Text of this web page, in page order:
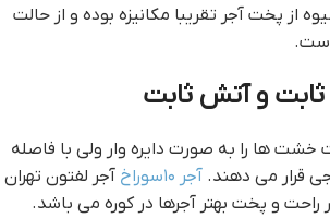
از پخت آجر تقریبا مکانیزه بوده و از حالت
ثابت و آتش ثابت
خشت ها را به صورت دایره وار ولی با فاصله
قرار می دهند. آجر ۱۰سوراخ
آجر لفتون تهران
راحت و پخت بهتر آجرها در کوره می باشد.